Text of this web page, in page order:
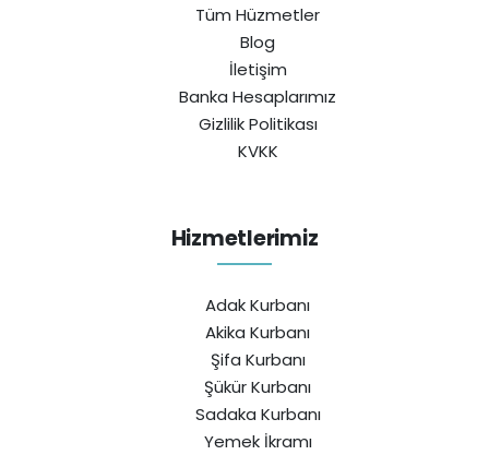
Tüm Hüzmetler
Blog
İletişim
Banka Hesaplarımız
Gizlilik Politikası
KVKK
Hizmetlerimiz
Adak Kurbanı
Akika Kurbanı
Şifa Kurbanı
Şükür Kurbanı
Sadaka Kurbanı
Yemek İkramı